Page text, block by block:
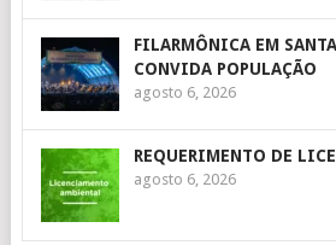
FILARMÔNICA EM
CONVIDA POPULAÇÃO
agosto 6, 2026
REQUERIMENTO DE
agosto 6, 2026